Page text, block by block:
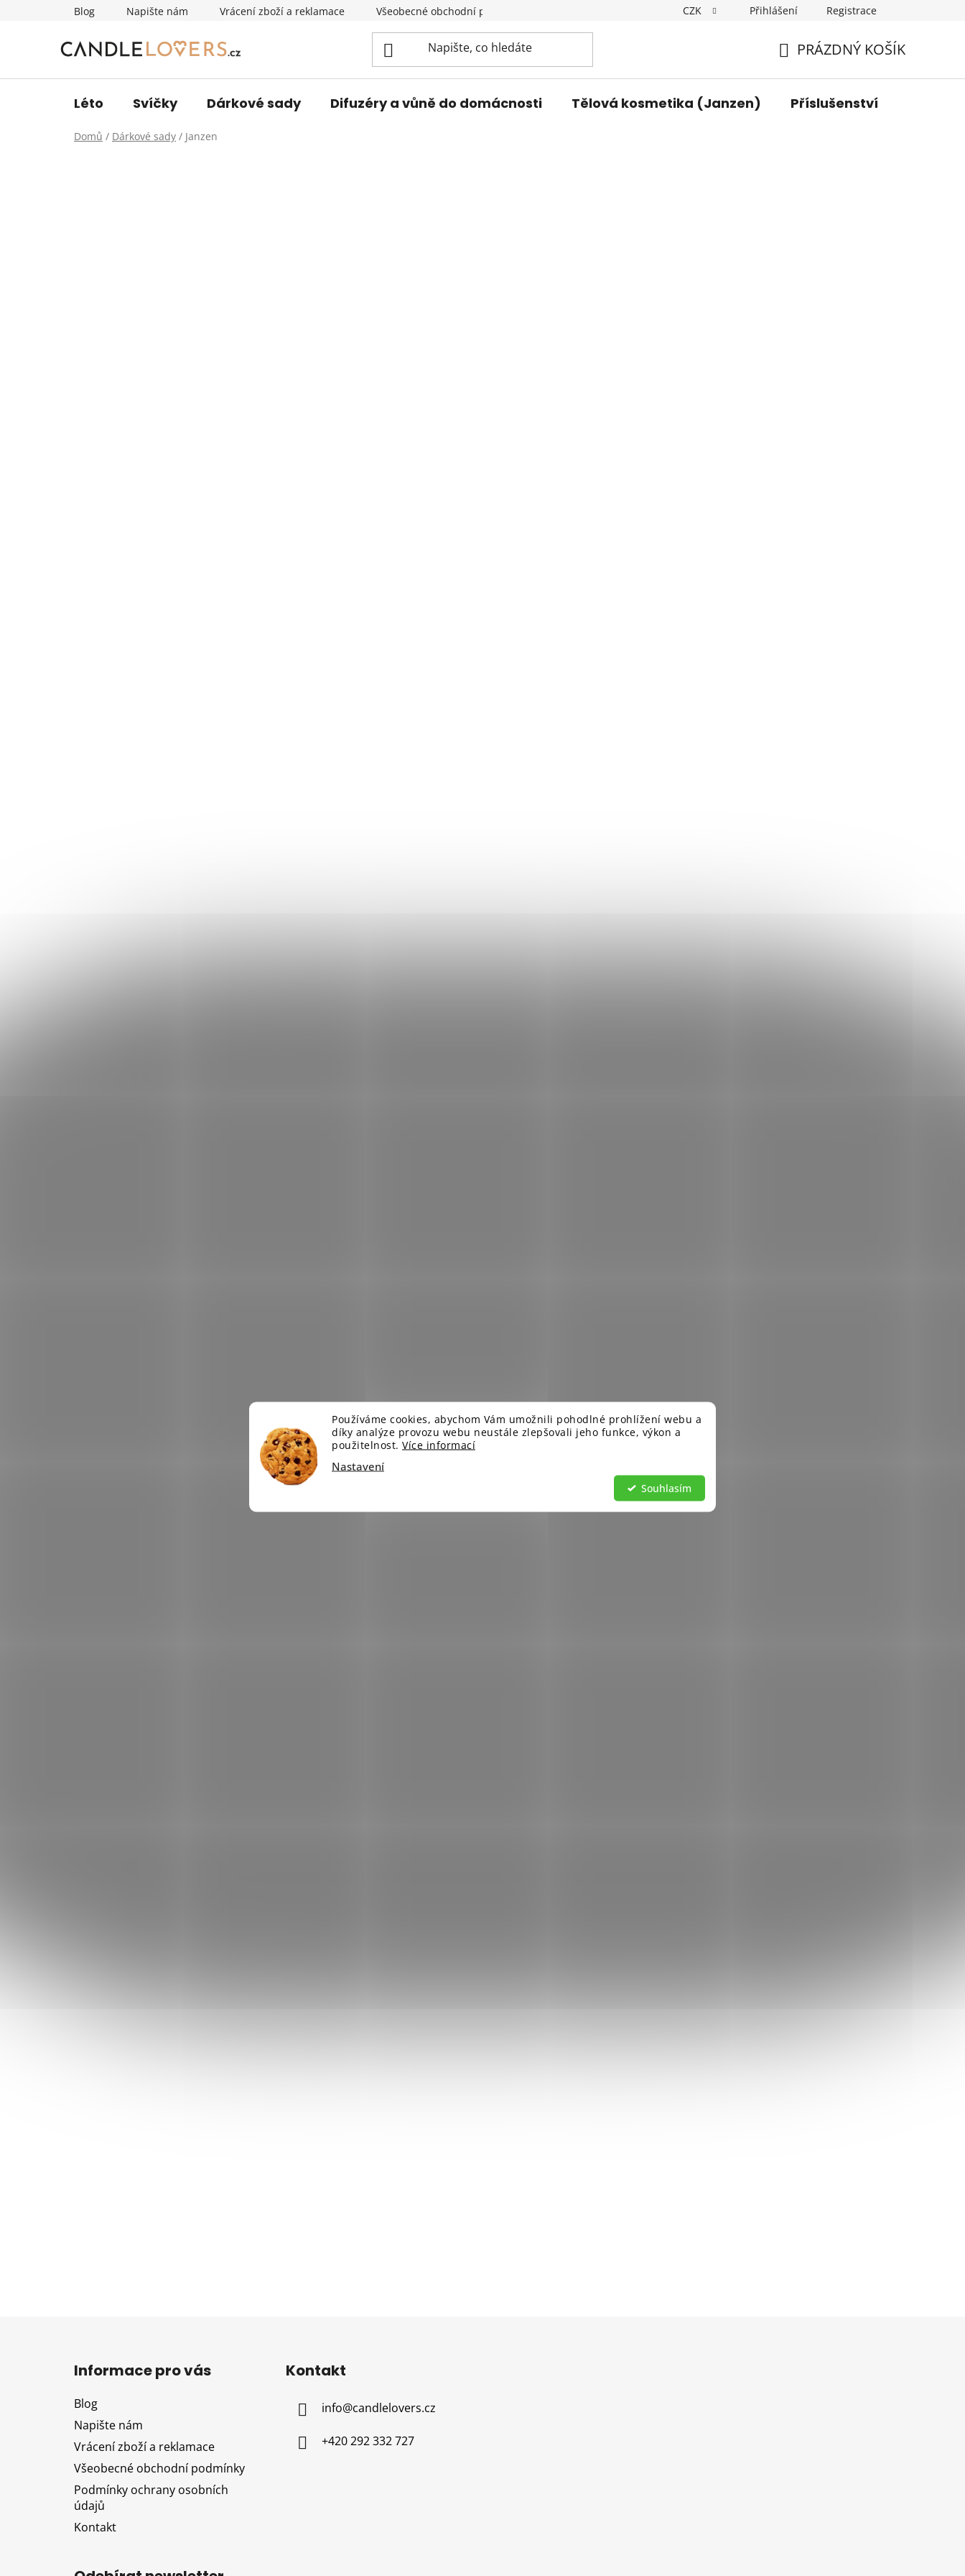
Používáme cookies, abychom Vám umožnili pohodlné prohlížení webu a
díky analýze provozu webu neustále zlepšovali jeho funkce, výkon a
použitelnost. Více informací
Nastavení
Souhlasím
Blog Napište nám Vrácení zboží a reklamace Všeobecné obchodní podmínky Podmínky ochrany osobních údajů Kontakt
CZK Přihlášení Registrace
KOŠÍK
PRÁZDNÝ KOŠÍK
Léto Svíčky Dárkové sady Difuzéry a vůně do domácnosti Tělová kosmetika (Janzen) Příslušenství
Domů / Dárkové sady / Janzen
Informace pro vás
Blog
Napište nám
Vrácení zboží a reklamace
Všeobecné obchodní podmínky
Podmínky ochrany osobních
údajů
Kontakt
Kontakt
info@candlelovers.cz
+420 292 332 727